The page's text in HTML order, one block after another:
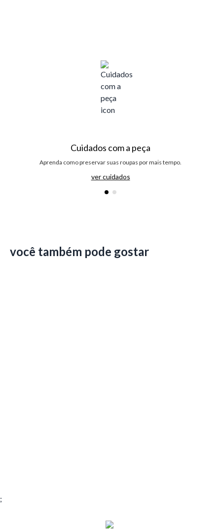
Cuidados com a peça
Aprenda como preservar suas roupas por mais tempo.
ver cuidados
você também pode gostar
;